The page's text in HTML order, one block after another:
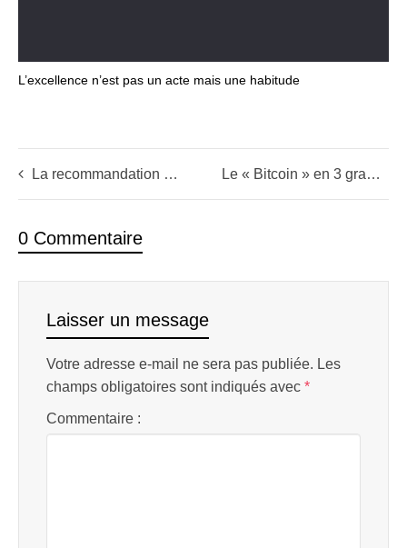
L’excellence n’est pas un acte mais une habitude
La recommandation sur ZOLT commence à payer: le titre s’envole Le « Bitcoin » en 3 graphs, un must de trading !
0 Commentaire
Laisser un message
Votre adresse e-mail ne sera pas publiée. Les
champs obligatoires sont indiqués avec *
Commentaire :